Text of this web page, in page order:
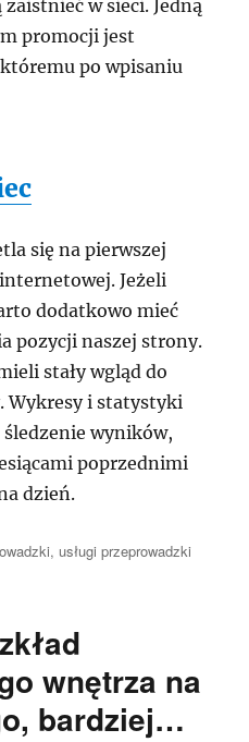
w sieci. Jedną
promocji jest
po wpisaniu
się na pierwszej
Jeżeli
dodatkowo mieć
pozycji naszej strony.
stały wgląd do
Wykresy i statystyki
wyników,
poprzednimi
dzień.
, usługi przeprowadzki
wnętrza na
bardziej…